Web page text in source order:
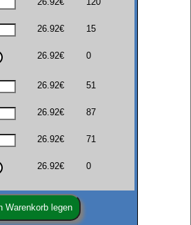
26.92€ 15
26.92€ 0
26.92€ 51
26.92€ 87
26.92€ 71
26.92€ 0